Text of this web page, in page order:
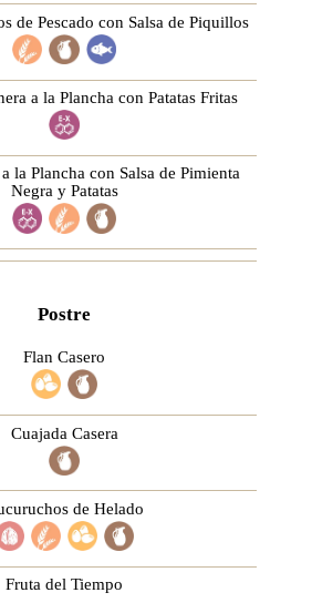
de Pescado con Salsa de Piquillos
a la Plancha con Patatas Fritas
la Plancha con Salsa de Pimienta
Negra y Patatas
Postre
Flan Casero
Cuajada Casera
de Helado
Fruta del Tiempo